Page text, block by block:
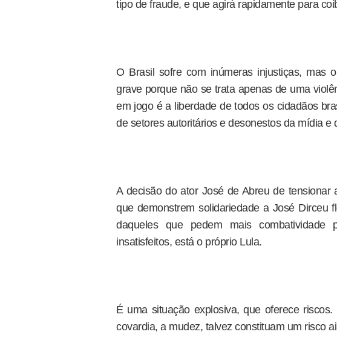
tipo de fraude, e que agirá rapidamente para
O Brasil sofre com inúmeras injustiças, mas
grave porque não se trata apenas de uma
em jogo é a liberdade de todos os cidadãos
de setores autoritários e desonestos da mídia e
A decisão do ator José de Abreu de tensionar
que demonstrem solidariedade a José Dirceu
daqueles que pedem mais combatividade
insatisfeitos, está o próprio Lula.
É uma situação explosiva, que oferece
covardia, a mudez, talvez constituam um risco